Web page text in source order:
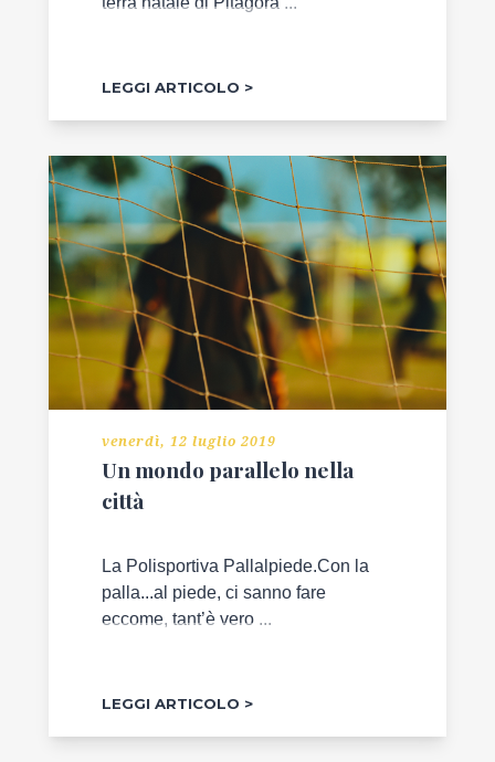
LEGGI ARTICOLO
venerdì, 12 luglio 2019
Un mondo parallelo nella
città
La Polisportiva Pallalpiede.Con la
palla...al piede, ci sanno fare
eccome, tant’è vero ...
LEGGI ARTICOLO